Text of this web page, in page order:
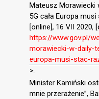
Mateusz Morawiecki
5G cała Europa
[online], 16 VII 2020,
https://www.gov.pl/
morawiecki-w-daily-
europa-musi-stac-
>.
Minister Kamiński
mnie przerażenie”,